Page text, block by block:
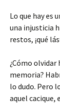
Lo que hay es
una injusticia
restos, ¡qué
¿Cómo
memoria?
lo dudo. Pero
aquel cacique,